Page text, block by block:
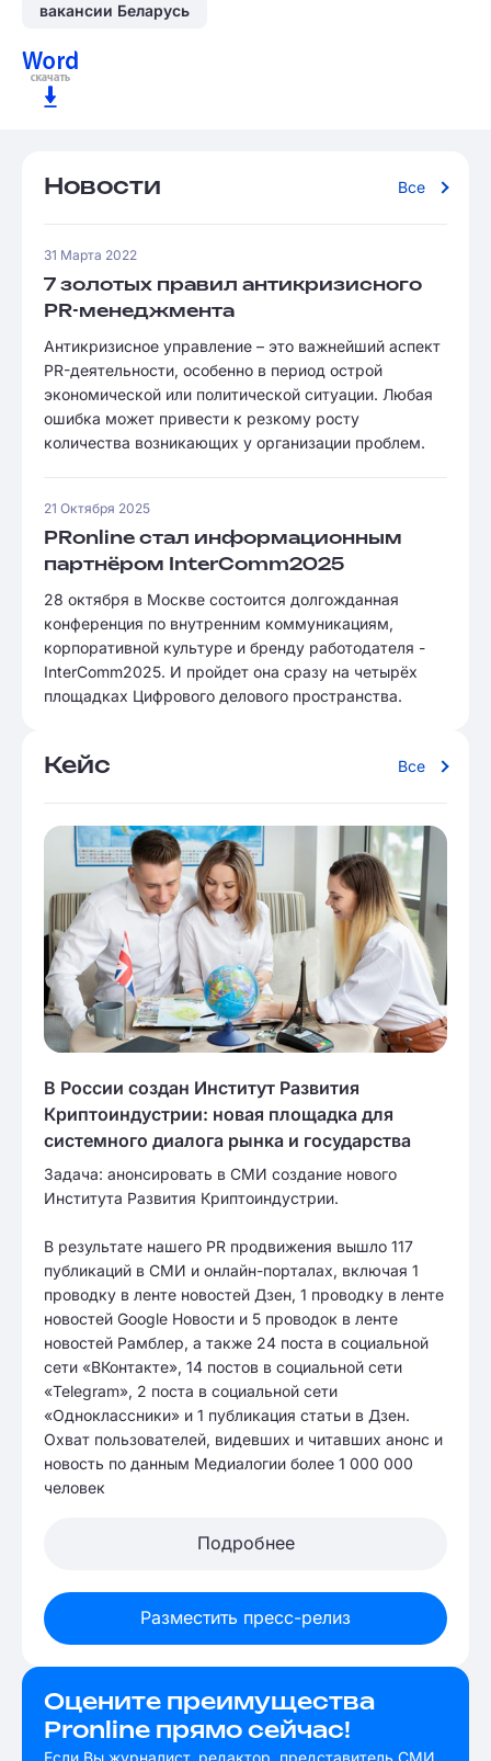
вакансии Беларусь
Новости Все
31 Марта 2022
7 золотых правил антикризисного
PR-менеджмента
Антикризисное управление – это важнейший аспект
PR-деятельности, особенно в период острой
экономической или политической ситуации. Любая
ошибка может привести к резкому росту
количества возникающих у организации проблем.
21 Октября 2025
PRonline стал информационным
партнёром InterComm2025
28 октября в Москве состоится долгожданная
конференция по внутренним коммуникациям,
корпоративной культуре и бренду работодателя -
InterComm2025. И пройдет она сразу на четырёх
площадках Цифрового делового пространства.
Кейс Все
В России создан Институт Развития
Криптоиндустрии: новая площадка для
системного диалога рынка и государства
Задача: анонсировать в СМИ создание нового
Института Развития Криптоиндустрии.
В результате нашего PR продвижения вышло 117
публикаций в СМИ и онлайн-порталах, включая 1
проводку в ленте новостей Дзен, 1 проводку в ленте
новостей Google Новости и 5 проводок в ленте
новостей Рамблер, а также 24 поста в социальной
сети «ВКонтакте», 14 постов в социальной сети
«Telegram», 2 поста в социальной сети
«Одноклассники» и 1 публикация статьи в Дзен.
Охват пользователей, видевших и читавших анонс и
новость по данным Медиалогии более 1 000 000
человек
Подробнее
Разместить пресс-релиз
Оцените преимущества
Pronline прямо сейчас!
Если Вы журналист, редактор, представитель СМИ